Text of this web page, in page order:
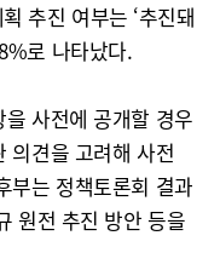
추진 여부는 ‘추진돼
로 나타났다.
사전에 공개할 경우
의견을 고려해 사전
부는 정책토론회 결과
원전 추진 방안 등을